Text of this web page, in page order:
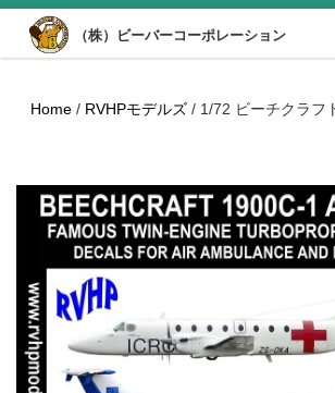
Desktop View
（株）ビーバーコーポレーション
Home / RVHPモデルズ / 1/72 ビーチクラフ